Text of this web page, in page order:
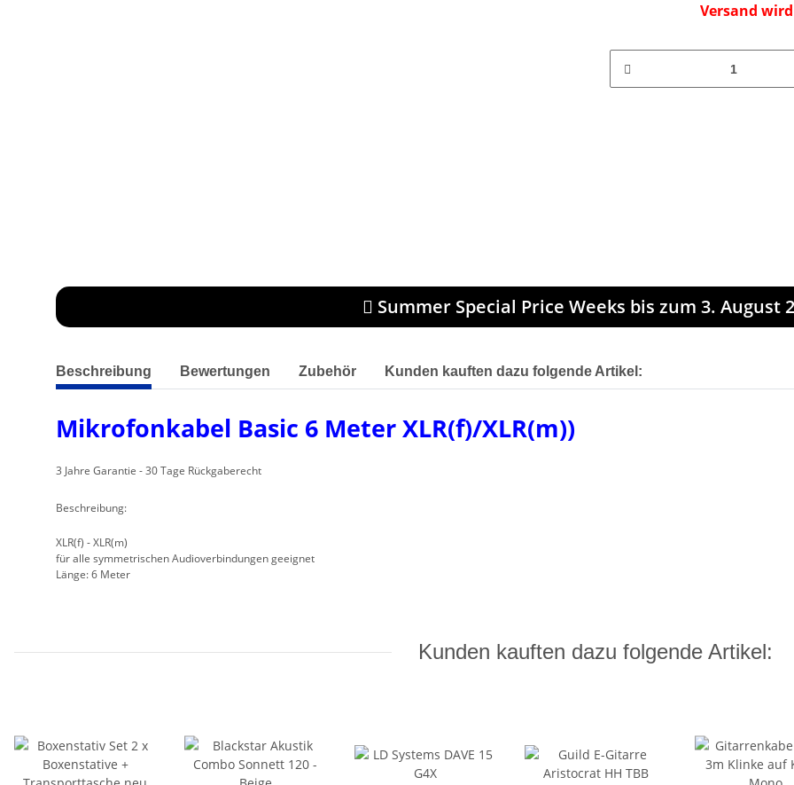
Versand
Summer Special Price Weeks bis zum 3. August
weitere Registerkarten anzeigen
Beschreibung Bewertungen Zubehör Kunden kauften dazu folgende Artikel:
Mikrofonkabel Basic 6 Meter XLR(f)/XLR(m))
3 Jahre Garantie - 30 Tage Rückgaberecht
Beschreibung:
XLR(f) - XLR(m)
für alle symmetrischen Audioverbindungen geeignet
Länge: 6 Meter
Kunden kauften dazu folgende Artikel: